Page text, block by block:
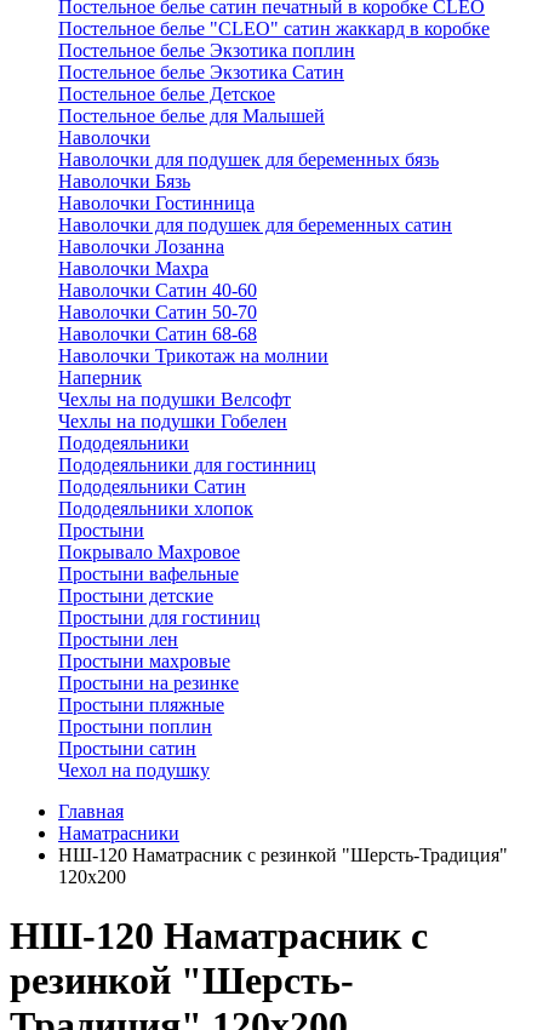
Постельное белье сатин печатный в коробке CLEO
Постельное белье "CLEO" сатин жаккард в коробке
Постельное белье Экзотика поплин
Постельное белье Экзотика Сатин
Постельное белье Детское
Постельное белье для Малышей
Наволочки
Наволочки для подушек для беременных бязь
Наволочки Бязь
Наволочки Гостинница
Наволочки для подушек для беременных сатин
Наволочки Лозанна
Наволочки Махра
Наволочки Сатин 40-60
Наволочки Сатин 50-70
Наволочки Сатин 68-68
Наволочки Трикотаж на молнии
Наперник
Чехлы на подушки Велсофт
Чехлы на подушки Гобелен
Пододеяльники
Пододеяльники для гостинниц
Пододеяльники Сатин
Пододеяльники хлопок
Простыни
Покрывало Махровое
Простыни вафельные
Простыни детские
Простыни для гостиниц
Простыни лен
Простыни махровые
Простыни на резинке
Простыни пляжные
Простыни поплин
Простыни сатин
Чехол на подушку
Главная
Наматрасники
НШ-120 Наматрасник с резинкой "Шерсть-Традиция"
120х200
НШ-120 Наматрасник с
резинкой "Шерсть-